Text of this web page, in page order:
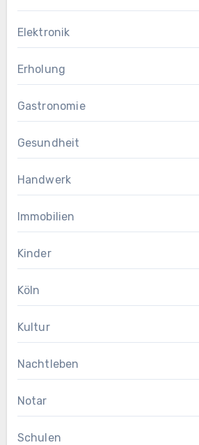
Elektronik
Erholung
Gastronomie
Gesundheit
Handwerk
Immobilien
Kinder
Köln
Kultur
Nachtleben
Notar
Schulen